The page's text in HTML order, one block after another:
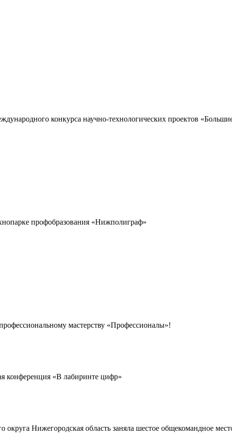
конкурса научно-технологических проектов
профобразования «Нижполиграф»
мастерству «Профессионалы»!
конференция «В лабиринте цифр»
Нижегородская область заняла шестое общекомандное